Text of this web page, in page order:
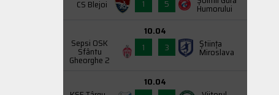
CS Blejoi
1
5 Humorului
Sepsi OSK
Sfântu
Gheorghe 2
10.04
1
3 Știința
Miroslava
10.04